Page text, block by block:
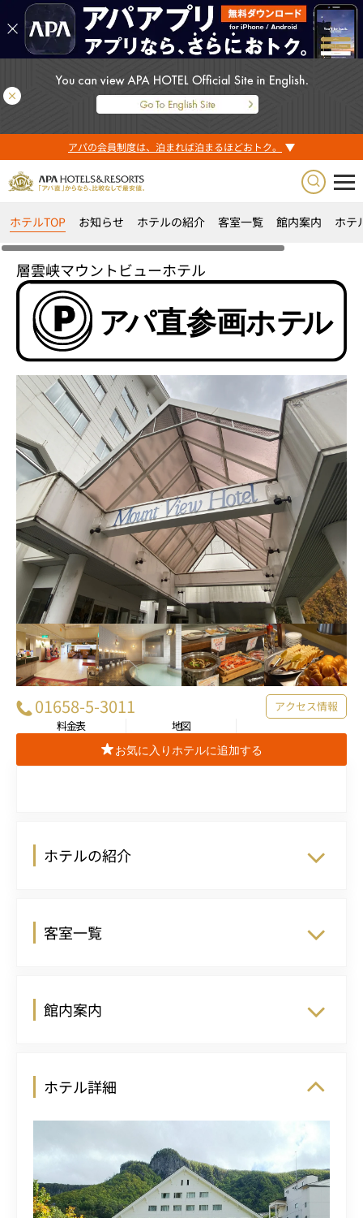
アパの会員制度は、泊まれば泊まるほどおトク。
ホテルTOP お知らせ ホテルの紹介 客室一覧 館内案内 ホテ
層雲峡マウントビューホテル
01658-5-3011
アクセス情報
料金表
地図
お気に入りホテルに追加する
ホテルの紹介
客室一覧
館内案内
ホテル詳細